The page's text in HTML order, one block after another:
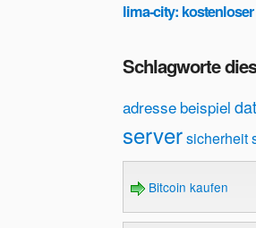
lima-city:
Schlagworte
adresse beispiel
serversicherheit
Bitcoin kaufen